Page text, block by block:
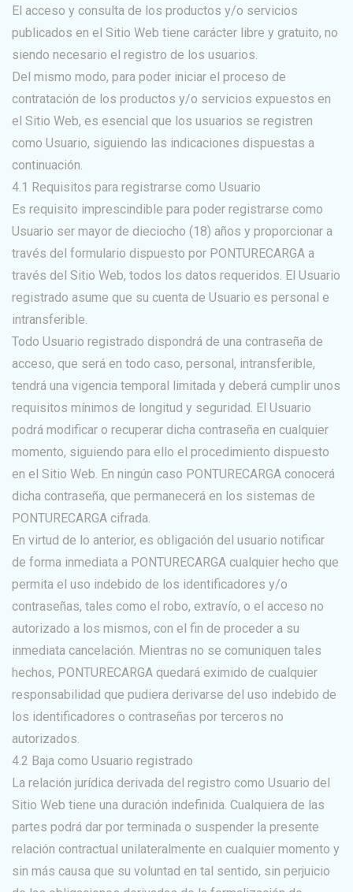
El acceso y consulta de los productos y/o servicios
publicados en el Sitio Web tiene carácter libre y gratuito, no
siendo necesario el registro de los usuarios.
Del mismo modo, para poder iniciar el proceso de
contratación de los productos y/o servicios expuestos en
el Sitio Web, es esencial que los usuarios se registren
como Usuario, siguiendo las indicaciones dispuestas a
continuación.
4.1 Requisitos para registrarse como Usuario
Es requisito imprescindible para poder registrarse como
Usuario ser mayor de dieciocho (18) años y proporcionar a
través del formulario dispuesto por PONTURECARGA a
través del Sitio Web, todos los datos requeridos. El Usuario
registrado asume que su cuenta de Usuario es personal e
intransferible.
Todo Usuario registrado dispondrá de una contraseña de
acceso, que será en todo caso, personal, intransferible,
tendrá una vigencia temporal limitada y deberá cumplir unos
requisitos mínimos de longitud y seguridad. El Usuario
podrá modificar o recuperar dicha contraseña en cualquier
momento, siguiendo para ello el procedimiento dispuesto
en el Sitio Web. En ningún caso PONTURECARGA conocerá
dicha contraseña, que permanecerá en los sistemas de
PONTURECARGA cifrada.
En virtud de lo anterior, es obligación del usuario notificar
de forma inmediata a PONTURECARGA cualquier hecho que
permita el uso indebido de los identificadores y/o
contraseñas, tales como el robo, extravío, o el acceso no
autorizado a los mismos, con el fin de proceder a su
inmediata cancelación. Mientras no se comuniquen tales
hechos, PONTURECARGA quedará eximido de cualquier
responsabilidad que pudiera derivarse del uso indebido de
los identificadores o contraseñas por terceros no
autorizados.
4.2 Baja como Usuario registrado
La relación jurídica derivada del registro como Usuario del
Sitio Web tiene una duración indefinida. Cualquiera de las
partes podrá dar por terminada o suspender la presente
relación contractual unilateralmente en cualquier momento y
sin más causa que su voluntad en tal sentido, sin perjuicio